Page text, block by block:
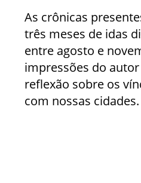
As crônicas
três meses de idas
entre agosto e
impressões do
reflexão sobre os
com nossas cidades.